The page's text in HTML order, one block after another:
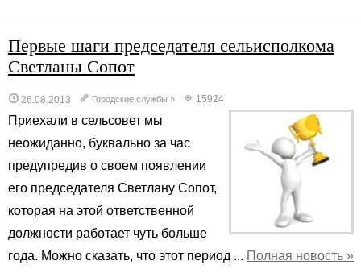
Первые шаги председателя сельисполкома
Светланы Сопот
26.08.2013 Городские службы » 15924
Приехали в сельсовет мы
неожиданно, буквально за час
предупредив о своем появлении
его председателя Светлану Сопот,
которая на этой ответственной
должности работает чуть больше
года. Можно сказать, что этот период ... Полная новость »